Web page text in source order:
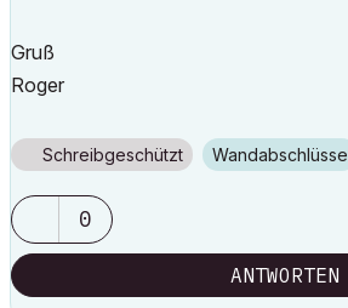
Gruß
Roger
Schreibgeschützt Wandabschlüsse
0
ANTWORTEN